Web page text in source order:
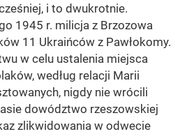
i to dwukrotnie.
1945 r. milicja z Brzozowa
11 Ukraińców z Pawłokomy.
w celu ustalenia miejsca
według relacji Marii
nigdy nie wrócili
dowództwo rzeszowskiej
zlikwidowania w odwecie